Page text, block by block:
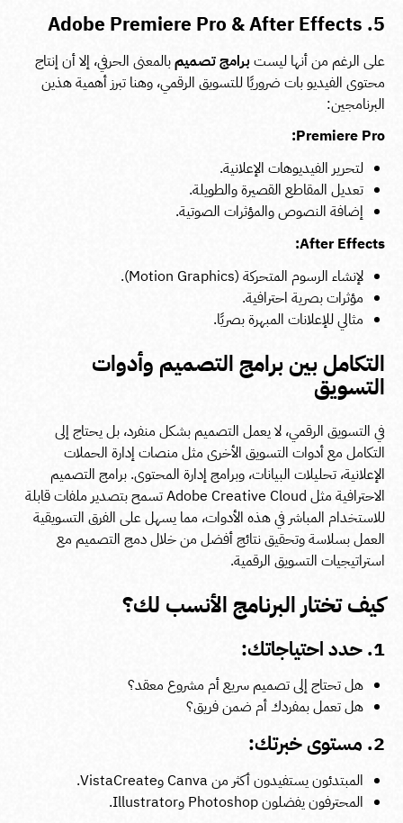
5. Adobe Premiere Pro & After Effects
على الرغم من أنها ليستبرامج تصميمبالمعنى الحرفي، إلا أن إنتاج
محتوى الفيديو بات ضروريًا للتسويق الرقمي، وهنا تبرز أهمية هذين
البرنامجين:
Premiere Pro:
لتحرير الفيديوهات الإعلانية.
تعديل المقاطع القصيرة والطويلة.
إضافة النصوص والمؤثرات الصوتية.
After Effects:
لإنشاء الرسوم المتحركة (Motion Graphics).
مؤثرات بصرية احترافية.
مثالي للإعلانات المبهرة بصريًا.
التكامل بين برامج التصميم وأدوات
التسويق
في التسويق الرقمي، لا يعمل التصميم بشكل منفرد، بل يحتاج إلى
التكامل مع أدوات التسويق الأخرى مثل منصات إدارة الحملات
الإعلانية، تحليلات البيانات، وبرامج إدارة المحتوى. برامج التصميم
الاحترافية مثل Adobe Creative Cloud تسمح بتصدير ملفات قابلة
للاستخدام المباشر في هذه الأدوات، مما يسهل على الفرق التسويقية
العمل بسلاسة وتحقيق نتائج أفضل من خلال دمج التصميم مع
استراتيجيات التسويق الرقمية.
كيف تختار البرنامج الأنسب لك؟
1. حدد احتياجاتك:
هل تحتاج إلى تصميم سريع أم مشروع معقد؟
هل تعمل بمفردك أم ضمن فريق؟
2. مستوى خبرتك:
المبتدئون يستفيدون أكثر من Canva وVistaCreate.
المحترفون يفضلون Photoshop وIllustrator.